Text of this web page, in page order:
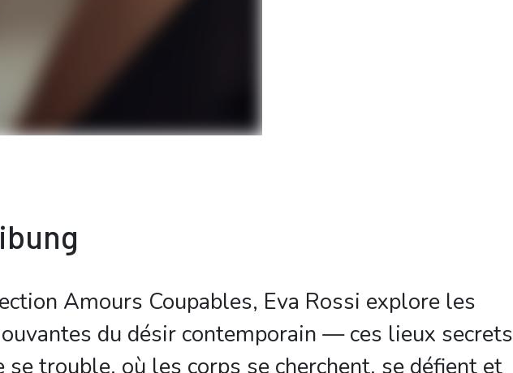
Amours Coupables, Eva Rossi explore les
du désir contemporain — ces lieux secrets
se trouble, où les corps se cherchent, se défient et